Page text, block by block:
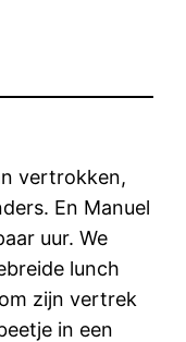
vertrokken,
En Manuel
uur. We
lunch
zijn vertrek
in een